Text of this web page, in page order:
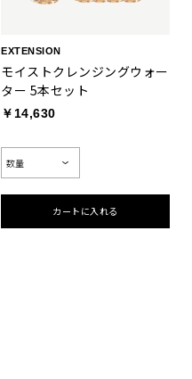
EXTENSION
モイストクレンジングウォー
ター 5本セット
￥14,630
カートに入れる